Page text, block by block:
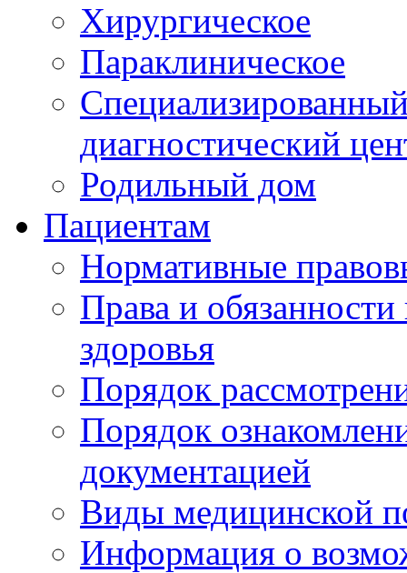
Хирургическое
Параклиническое
диагностический
Родильный дом
Пациентам
Нормативные
Права и
здоровья
Порядок
Порядок
документацией
Виды медицинской
Информация о